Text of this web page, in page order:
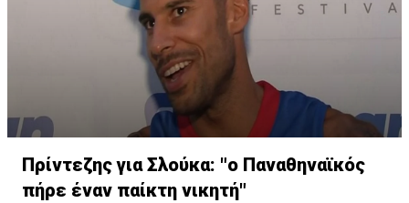
Πρίντεζης για Σλούκα: "ο Παναθηναϊκός
πήρε έναν παίκτη νικητή"